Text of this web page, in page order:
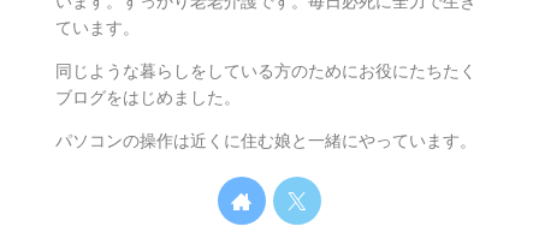
ています。
同じような暮らしをしている方のためにお役にたちたく
ブログをはじめました。
パソコンの操作は近くに住む娘と一緒にやっています。